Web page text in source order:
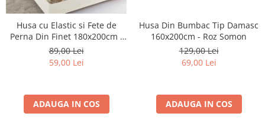
Husa cu Elastic si Fete de
Perna Din Finet 180x200cm -
Bej Royal
89,00 Lei
59,00 Lei
ADAUGA IN COS
Husa Din Bumbac Tip Damasc
160x200cm - Roz Somon
129,00 Lei
69,00 Lei
ADAUGA IN COS